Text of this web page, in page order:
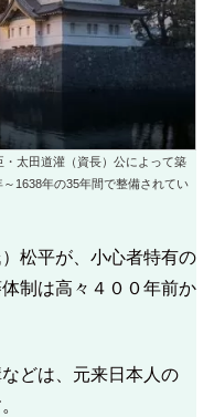
太田道灌（資長）公によって築
1638年の35年間で整備されてい
松平が、小心者特有の
制は高々４００年前か
どは、元来日本人の